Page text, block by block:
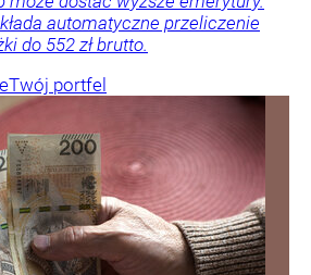
automatyczne przeliczenie
do 552 zł brutto.
Twój portfel